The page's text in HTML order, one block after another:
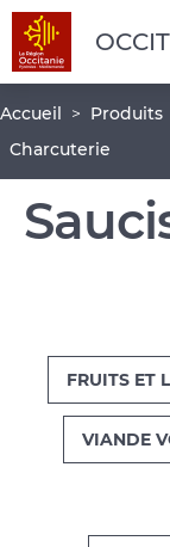
Navigation
Aller
au
contenu
principal
Pied
de
page
Fil
d'Ariane
Accueil Produits
Charcuterie
FRUITS ET
VIANDE